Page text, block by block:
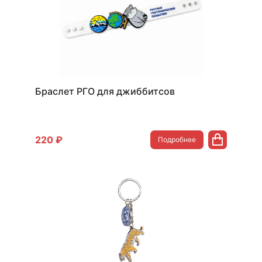
Браслет РГО для джиббитсов
220 ₽ Подробнее